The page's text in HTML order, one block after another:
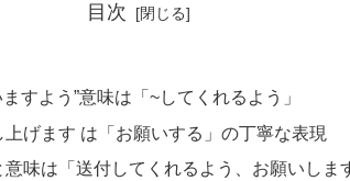
目次
すよう”意味は「~してくれるよう」
上げます は「お願いする」の丁寧な表現
味は「送付してくれるよう、お願いしま